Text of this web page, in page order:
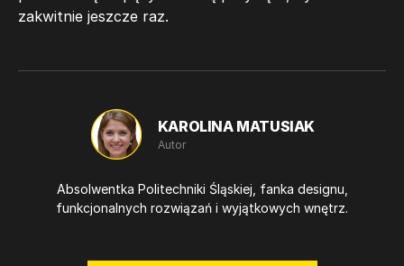
zakwitnie jeszcze raz.
KAROLINA MATUSIAK
Autor
Absolwentka Politechniki Śląskiej, fanka designu,
funkcjonalnych rozwiązań i wyjątkowych wnętrz.